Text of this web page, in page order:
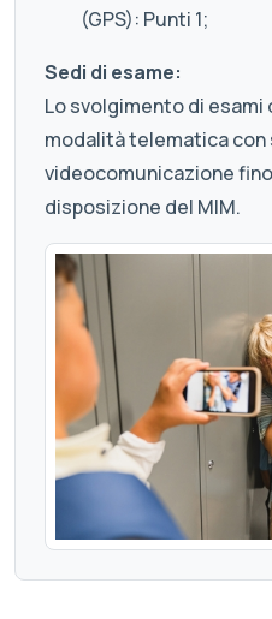
(GPS): Punti 1;
Sedi di esame:
Lo svolgimento di
modalità telematica
videocomunicazione
disposizione del MIM.